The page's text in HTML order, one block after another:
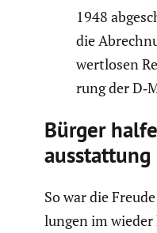
1948
die
wertlosen
rung der
Bürger
aus­stat­tung
So war die
lungen im